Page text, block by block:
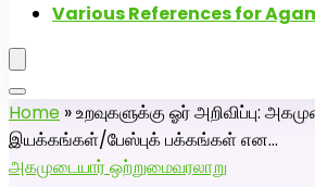
Various References for
Home »உறவுகளுக்கு ஓர் அறிவிப்பு:
இயக்கங்கள்/பேஸ்புக் பக்கங்கள் என…
அகமுடையார் ஒற்றுமைவரலாறு